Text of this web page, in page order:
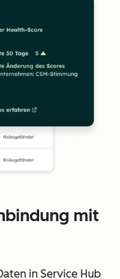
mit
in Service Hub